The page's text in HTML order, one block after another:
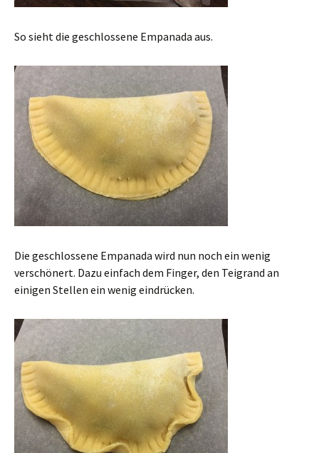
So sieht die geschlossene Empanada aus.
Die geschlossene Empanada wird nun noch ein wenig
verschönert. Dazu einfach dem Finger, den Teigrand an
einigen Stellen ein wenig eindrücken.